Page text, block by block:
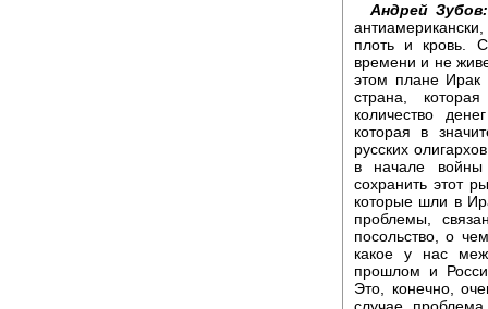
Андрей Зубов:
плоть и кровь.
времени и не
этом плане Ирак
страна,
количество
которая в
русских
в начале
сохранить этот
которые шли в
проблемы,
посольство, о
какое у нас
прошлом и
Это, конечно,